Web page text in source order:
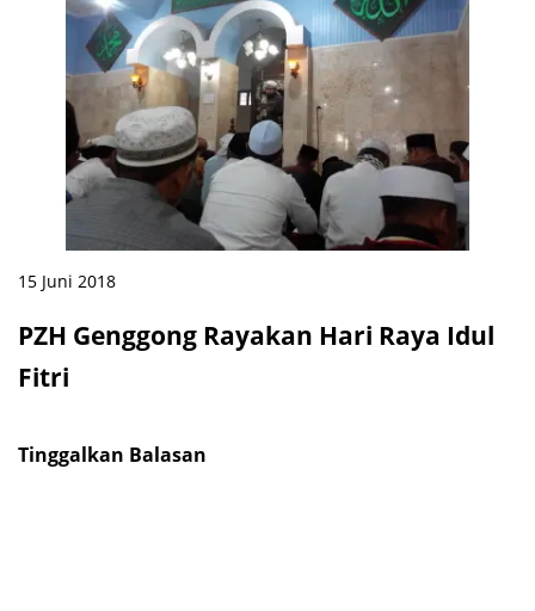
15 Juni 2018
PZH Genggong Rayakan Hari Raya Idul
Fitri
Tinggalkan Balasan